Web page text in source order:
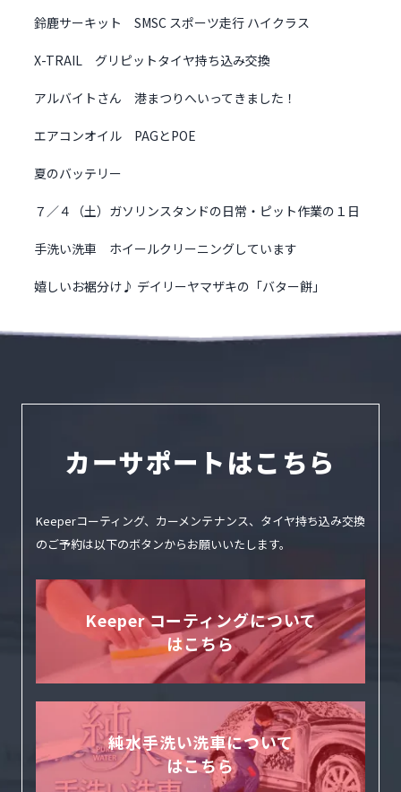
鈴鹿サーキット SMSC スポーツ走行 ハイクラス
X-TRAIL グリピットタイヤ持ち込み交換
アルバイトさん 港まつりへいってきました！
エアコンオイル PAGとPOE
夏のバッテリー
７／４（土）ガソリンスタンドの日常・ピット作業の１日
手洗い洗車 ホイールクリーニングしています
嬉しいお裾分け♪ デイリーヤマザキの「バター餅」
カーサポートはこちら
Keeperコーティング、カーメンテナンス、タイヤ持ち込み交換
のご予約は以下のボタンからお願いいたします。
Keeper コーティングについて
はこちら
純水手洗い洗車について
はこちら